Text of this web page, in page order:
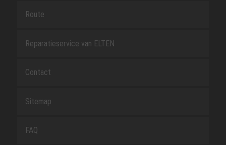
Route
Reparatieservice van ELTEN
Contact
Sitemap
FAQ